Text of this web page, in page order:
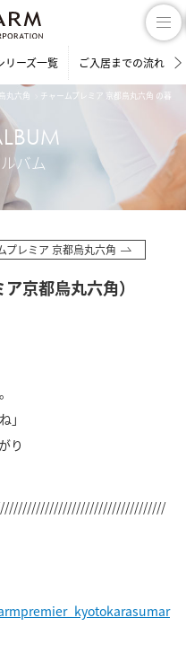
リーズ一覧 ご入居までの流れ
丸六角 チャームプレミア 京都烏丸六角 の暮ら
バム
プレミア 京都烏丸六角
京都烏丸六角）
」
り